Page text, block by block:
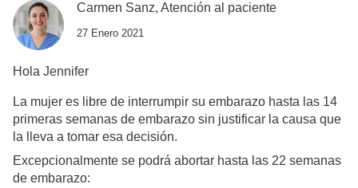
Carmen Sanz, Atención al paciente
27 Enero 2021
Hola Jennifer
La mujer es libre de interrumpir su embarazo hasta las 14
primeras semanas de embarazo sin justificar la causa que
la lleva a tomar esa decisión.
Excepcionalmente se podrá abortar hasta las 22 semanas
de embarazo: